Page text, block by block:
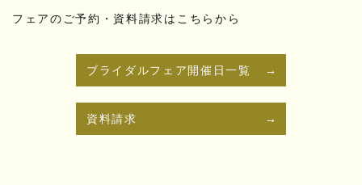
フェアのご予約・資料請求はこちらから
ブライダルフェア開催日一覧
資料請求